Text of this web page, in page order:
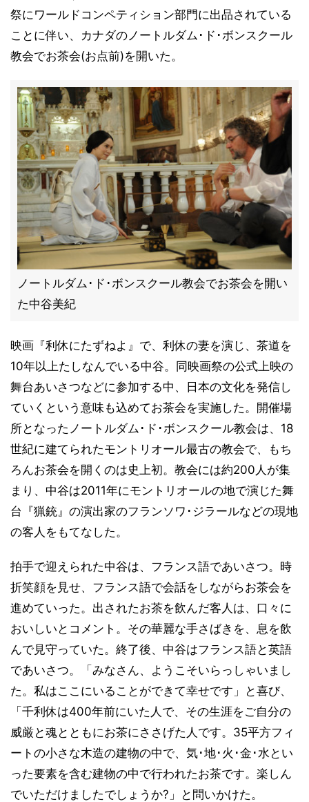
祭にワールドコンペティション部門に出品されている
ことに伴い、カナダのノートルダム･ド･ボンスクール
教会でお茶会(お点前)を開いた。
ノートルダム･ド･ボンスクール教会でお茶会を開い
た中谷美紀
映画『利休にたずねよ』で、利休の妻を演じ、茶道を
10年以上たしなんでいる中谷。同映画祭の公式上映の
舞台あいさつなどに参加する中、日本の文化を発信し
ていくという意味も込めてお茶会を実施した。開催場
所となったノートルダム･ド･ボンスクール教会は、18
世紀に建てられたモントリオール最古の教会で、もち
ろんお茶会を開くのは史上初。教会には約200人が集
まり、中谷は2011年にモントリオールの地で演じた舞
台『猟銃』の演出家のフランソワ･ジラールなどの現地
の客人をもてなした。
拍手で迎えられた中谷は、フランス語であいさつ。時
折笑顔を見せ、フランス語で会話をしながらお茶会を
進めていった。出されたお茶を飲んだ客人は、口々に
おいしいとコメント。その華麗な手さばきを、息を飲
んで見守っていた。終了後、中谷はフランス語と英語
であいさつ。「みなさん、ようこそいらっしゃいまし
た。私はここにいることができて幸せです」と喜び、
「千利休は400年前にいた人で、その生涯をご自分の
威厳と魂とともにお茶にささげた人です。35平方フィ
ートの小さな木造の建物の中で、気･地･火･金･水とい
った要素を含む建物の中で行われたお茶です。楽しん
でいただけましたでしょうか?」と問いかけた。